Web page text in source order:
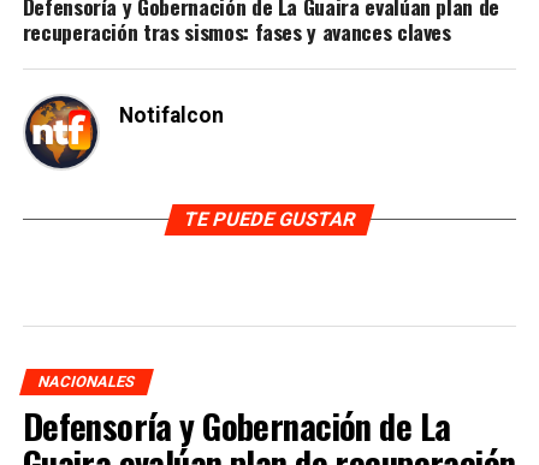
recuperación tras sismos: fases y avances claves
Notifalcon
TE PUEDE GUSTAR
NACIONALES
Defensoría y Gobernación de La